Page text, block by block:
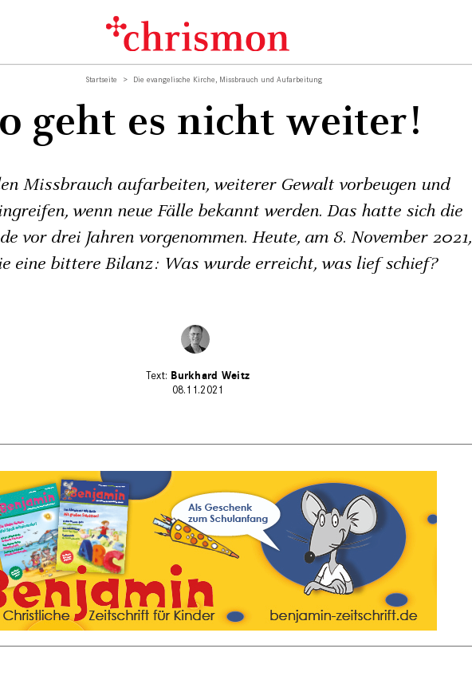
Startseite Die evangelische Kirche, Missbrauch und Aufarbeitung
geht es nicht weiter!
Missbrauch aufarbeiten, weiterer Gewalt vorbeugen und
wenn neue Fälle bekannt werden. Das hatte sich die
vor drei Jahren vorgenommen. Heute, am 8. November 2021,
eine bittere Bilanz: Was wurde erreicht, was lief schief?
Burkhard Weitz
08.11.2021